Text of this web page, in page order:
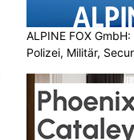
ALPINE FOX
Polizei, Militär,